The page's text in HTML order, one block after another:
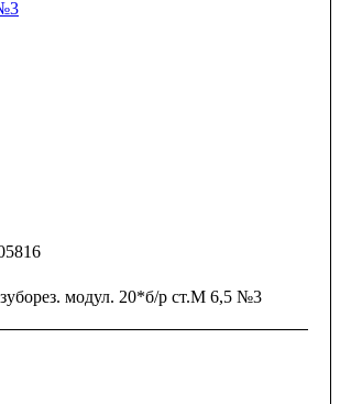
модул. 20*б/р ст.М 6,5 №3